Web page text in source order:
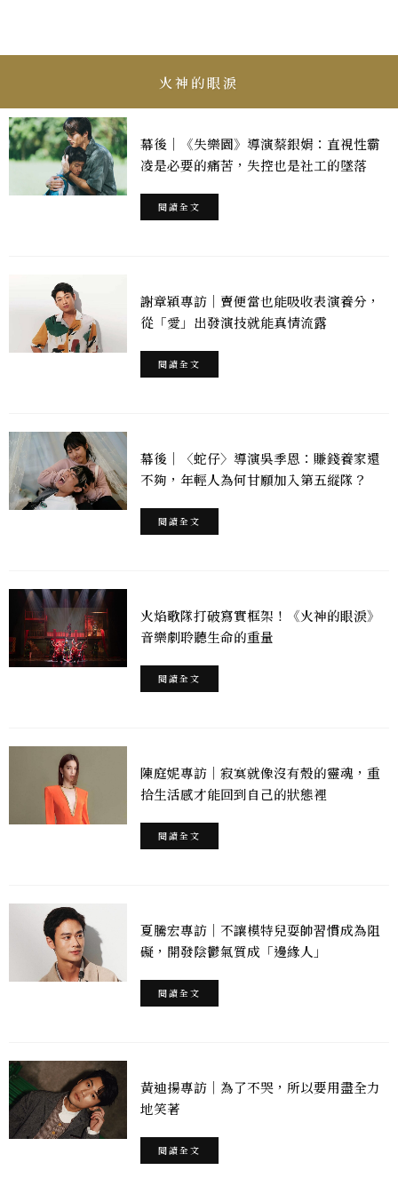
火神的眼淚
幕後｜《失樂園》導演蔡銀娟：直視性霸
凌是必要的痛苦，失控也是社工的墜落
閱讀全文
謝章穎專訪｜賣便當也能吸收表演養分，
從「愛」出發演技就能真情流露
閱讀全文
幕後｜〈蛇仔〉導演吳季恩：賺錢養家還
不夠，年輕人為何甘願加入第五縱隊？
閱讀全文
火焰歌隊打破寫實框架！《火神的眼淚》
音樂劇聆聽生命的重量
閱讀全文
陳庭妮專訪｜寂寞就像沒有殼的靈魂，重
拾生活感才能回到自己的狀態裡
閱讀全文
夏騰宏專訪｜不讓模特兒耍帥習慣成為阻
礙，開發陰鬱氣質成「邊緣人」
閱讀全文
黃迪揚專訪｜為了不哭，所以要用盡全力
地笑著
閱讀全文